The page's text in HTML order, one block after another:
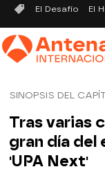
El Desafío El
SINOPSIS DEL
Tras varias
gran día del
'UPA Next'